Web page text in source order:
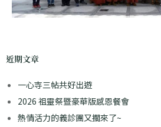
近期文章
一心寺三帖共好出遊
2026 祖靈祭暨豪華版感恩餐會
熱情活力的義診團又擱來了~